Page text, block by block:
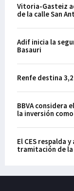
Vitoria-Gasteiz
de la calle San
Adif inicia la
Basauri
Renfe destina
BBVA considera
la inversión
El CES respalda
tramitación de la